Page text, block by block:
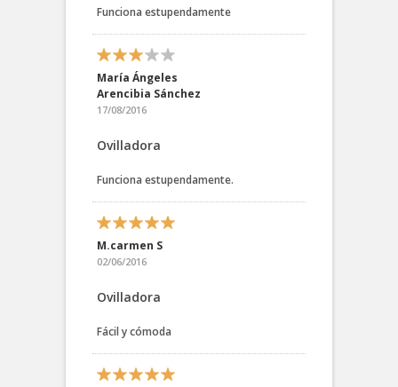
Funciona estupendamente
María Ángeles
Arencibia Sánchez
17/08/2016
Ovilladora
Funciona estupendamente.
M.carmen S
02/06/2016
Ovilladora
Fácil y cómoda